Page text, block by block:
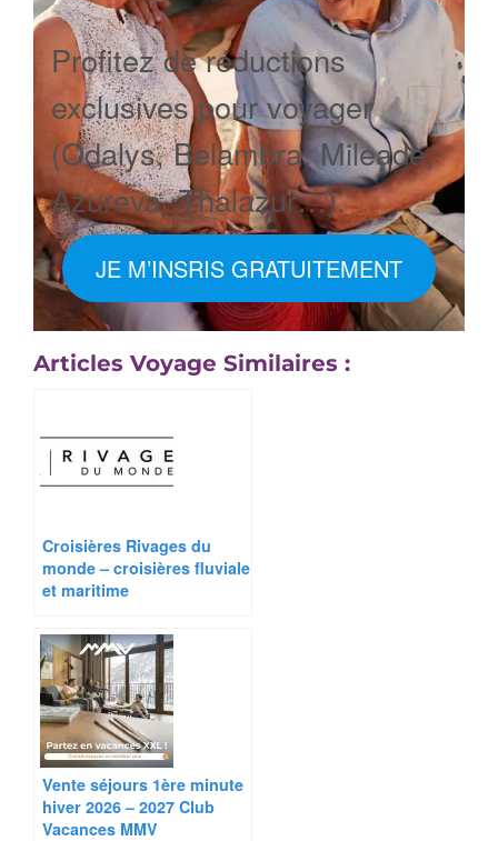
Profitez de réductions
exclusives pour voyager
(Odalys, Belambra, Mileade,
Azureva, Thalazur…).
JE M’INSRIS GRATUITEMENT
Articles Voyage Similaires :
Croisières Rivages du
monde – croisières fluviale
et maritime
Vente séjours 1ère minute
hiver 2026 – 2027 Club
Vacances MMV